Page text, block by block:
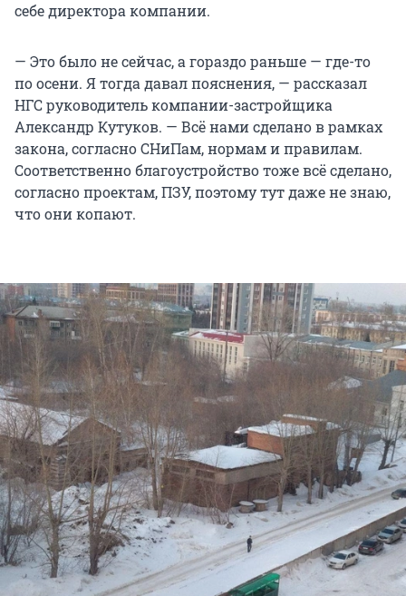
себе директора компании.
— Это было не сейчас, а гораздо раньше — где-то
по осени. Я тогда давал пояснения, — рассказал
НГС руководитель компании-застройщика
Александр Кутуков. — Всё нами сделано в рамках
закона, согласно СНиПам, нормам и правилам.
Соответственно благоустройство тоже всё сделано,
согласно проектам, ПЗУ, поэтому тут даже не знаю,
что они копают.